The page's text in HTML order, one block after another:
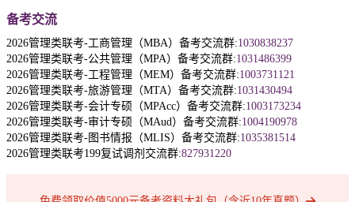
备考交流
2026管理类联考-工商管理（MBA）备考交流群:1030838237
2026管理类联考-公共管理（MPA）备考交流群:1031486399
2026管理类联考-工程管理（MEM）备考交流群:1003731121
2026管理类联考-旅游管理（MTA）备考交流群:1031430494
2026管理类联考-会计专硕（MPAcc）备考交流群:1003173234
2026管理类联考-审计专硕（MAud）备考交流群:1004190978
2026管理类联考-图书情报（MLIS）备考交流群:1035381514
2026管理类联考199复试调剂交流群:827931220